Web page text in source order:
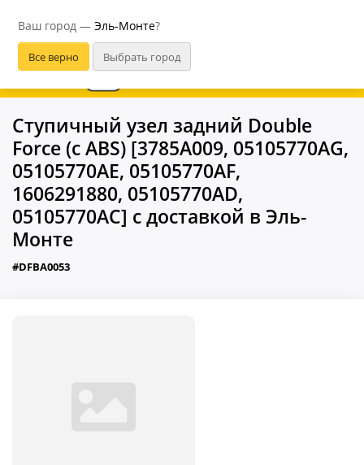
Ваш город — Эль-Монте?
В приложении удобнее
Ступичный узел задний Double
Force (с ABS) [3785A009, 05105770AG,
05105770AE, 05105770AF,
1606291880, 05105770AD,
05105770AC] с доставкой в Эль-
Монте
#DFBA0053